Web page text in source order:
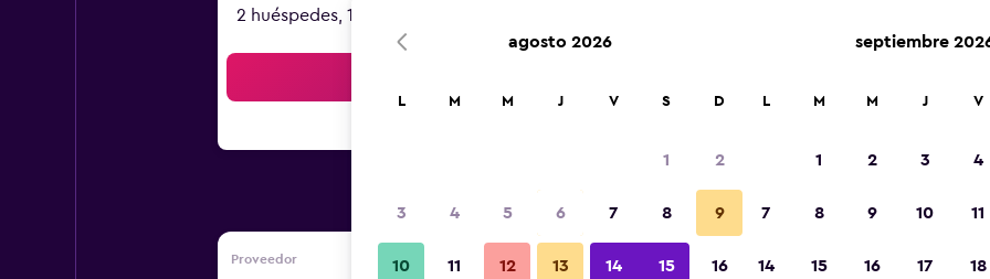
2 huéspedes, 1 habitación
Proveedor
agosto 2026
L M M J V S D
1 2
3 4 5 6 7 8 9
10 11 12 13 14 15 16
septiembre
L M M J V
1 2 3 4
7 8 9 10 11
14 15 16 17 18